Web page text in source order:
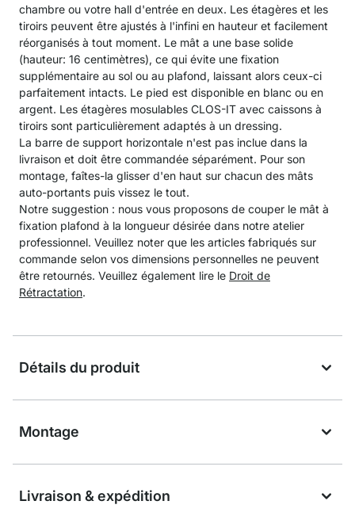
chambre ou votre hall d'entrée en deux. Les étagères et les
tiroirs peuvent être ajustés à l'infini en hauteur et facilement
réorganisés à tout moment. Le mât a une base solide
(hauteur: 16 centimètres), ce qui évite une fixation
supplémentaire au sol ou au plafond, laissant alors ceux-ci
parfaitement intacts. Le pied est disponible en blanc ou en
argent. Les étagères mosulables CLOS-IT avec caissons à
tiroirs sont particulièrement adaptés à un dressing.
La barre de support horizontale n'est pas inclue dans la
livraison et doit être commandée séparément. Pour son
montage, faîtes-la glisser d'en haut sur chacun des mâts
auto-portants puis vissez le tout.
Notre suggestion : nous vous proposons de couper le mât à
fixation plafond à la longueur désirée dans notre atelier
professionnel. Veuillez noter que les articles fabriqués sur
commande selon vos dimensions personnelles ne peuvent
être retournés. Veuillez également lire le Droit de
Rétractation.
Détails du produit
Montage
Livraison & expédition